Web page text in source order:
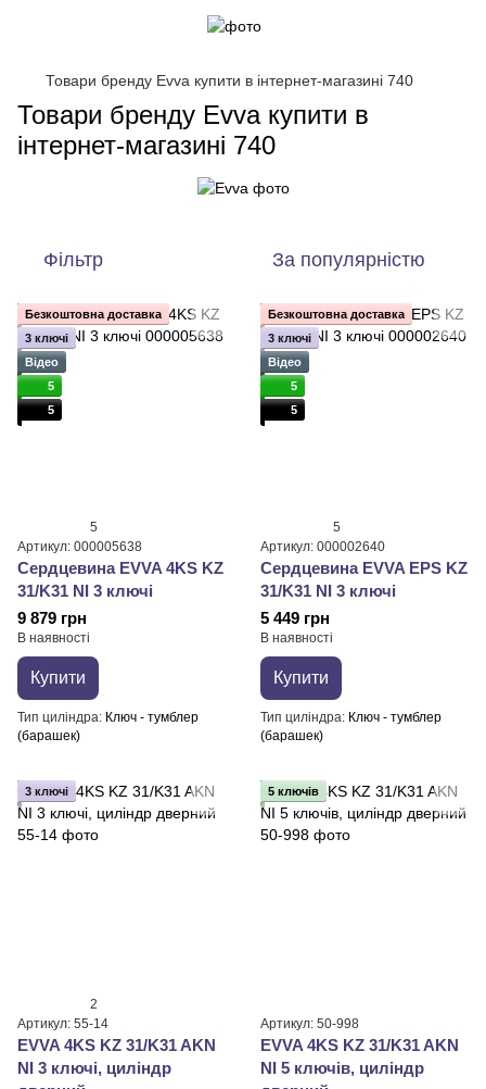
Товари бренду Evva купити в інтернет-магазині 740
Товари бренду Evva купити в
інтернет-магазині 740
Фільтр За популярністю
Безкоштовна доставка
3 ключі
Відео
5
5
5
Артикул: 000005638
Сердцевина EVVA 4KS KZ
31/K31 NI 3 ключі
9 879 грн
В наявності
Купити
Тип циліндра Ключ - тумблер
(барашек)
Безкоштовна доставка
3 ключі
Відео
5
5
5
Артикул: 000002640
Сердцевина EVVA EPS KZ
31/K31 NI 3 ключі
5 449 грн
В наявності
Купити
Тип циліндра Ключ - тумблер
(барашек)
3 ключі
2
Артикул: 55-14
EVVA 4KS KZ 31/K31 AKN
NI 3 ключі, циліндр
5 ключів
Артикул: 50-998
EVVA 4KS KZ 31/K31 AKN
NI 5 ключів, циліндр